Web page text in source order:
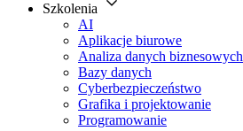
Szkolenia
AI
Aplikacje biurowe
Analiza danych biznesowych
Bazy danych
Cyberbezpieczeństwo
Grafika i projektowanie
Programowanie